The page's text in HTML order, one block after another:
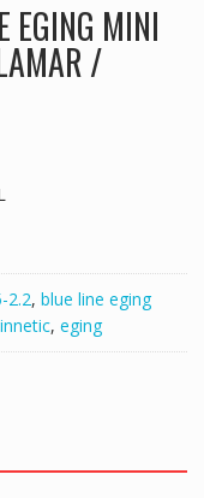
EGING MINI
/
2.2, blue line eging
, eging